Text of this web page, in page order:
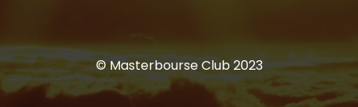
© Masterbourse Club 2023